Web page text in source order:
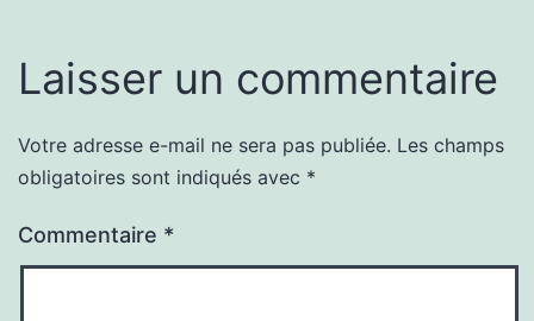
Laisser un commentaire
Votre adresse e-mail ne sera pas publiée. Les champs
obligatoires sont indiqués avec *
Commentaire *